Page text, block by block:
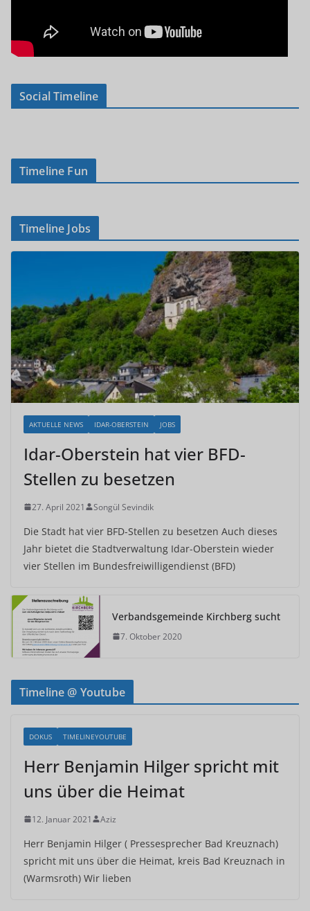
Social Timeline
Timeline Fun
Timeline Jobs
AKTUELLE NEWS IDAR-OBERSTEIN JOBS
Idar-Oberstein hat vier BFD-
Stellen zu besetzen
27. April 2021 Songül Sevindik
Die Stadt hat vier BFD-Stellen zu besetzen Auch dieses
Jahr bietet die Stadtverwaltung Idar-Oberstein wieder
vier Stellen im Bundesfreiwilligendienst (BFD)
Verbandsgemeinde Kirchberg sucht
7. Oktober 2020
Timeline @ Youtube
DOKUS TIMELINEYOUTUBE
Herr Benjamin Hilger spricht mit
uns über die Heimat
12. Januar 2021 Aziz
Herr Benjamin Hilger ( Pressesprecher Bad Kreuznach)
spricht mit uns über die Heimat, kreis Bad Kreuznach in
(Warmsroth) Wir lieben